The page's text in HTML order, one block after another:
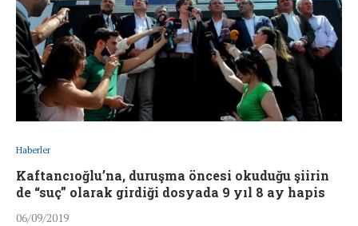
Haberler
Kaftancıoğlu’na, duruşma öncesi okuduğu şiirin
de “suç” olarak girdiği dosyada 9 yıl 8 ay hapis
06/09/2019